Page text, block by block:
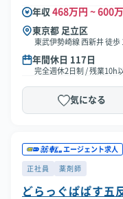
年収 468万円 ~ 600
東京都 足立区
東武伊勢崎線 西新井 徒歩
年間休日 117日
完全週休2日制 / 残業10h
気になる
エージェント求人
正社員 薬剤師
どらっぐぱぱす五